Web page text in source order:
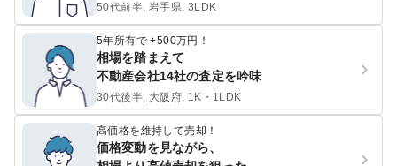
50代前半, 岩手県, 3LDK
5年所有で +500万円！
相場を踏まえて
不動産会社14社の査定を吟味
30代後半, 大阪府, 1K・1LDK
高価格を維持して売却！
価格変動を見ながら、